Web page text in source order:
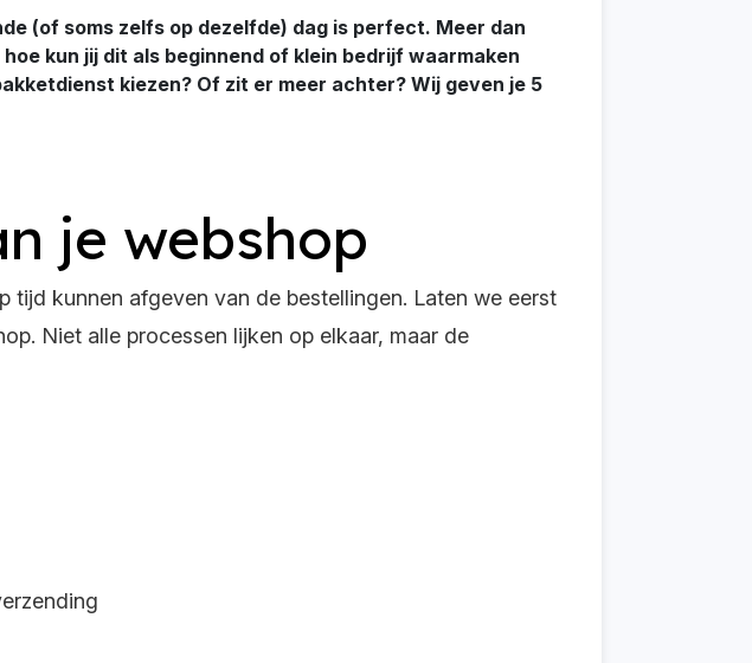
(of soms zelfs op dezelfde) dag is perfect. Meer dan
kun jij dit als beginnend of klein bedrijf waarmaken
kiezen? Of zit er meer achter? Wij geven je 5
je webshop
tijd kunnen afgeven van de bestellingen. Laten we eerst
Niet alle processen lijken op elkaar, maar de